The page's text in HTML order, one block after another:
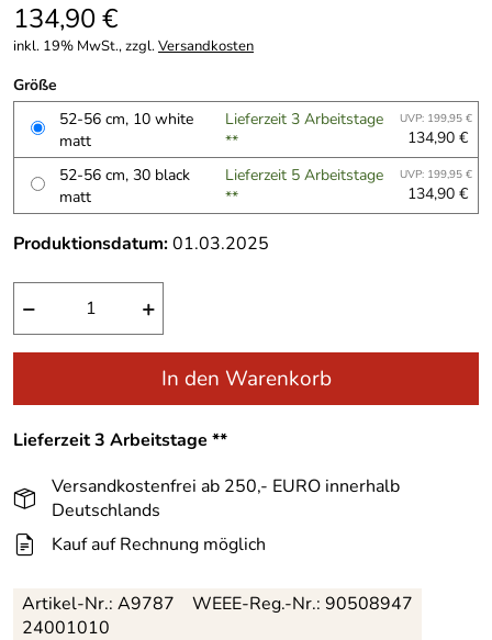
134,90 €
inkl. 19% MwSt., zzgl.Versandkosten
Größe
52-56 cm, 10 white
matt
Lieferzeit 3 Arbeitstage
**
UVP: 199,95 €
134,90 €
52-56 cm, 30 black
matt
Lieferzeit 5 Arbeitstage
**
UVP: 199,95 €
134,90 €
Produktionsdatum:01.03.2025
− +
In den Warenkorb
Lieferzeit 3 Arbeitstage **
Versandkostenfrei ab 250,- EURO innerhalb
Deutschlands
Kauf auf Rechnung möglich
Artikel-Nr.: A9787
24001010
WEEE-Reg.-Nr.: 90508947